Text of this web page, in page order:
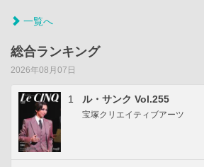
一覧へ
総合ランキング
2026年08月07日
1 ル・サンク Vol.255
宝塚クリエイティブアーツ